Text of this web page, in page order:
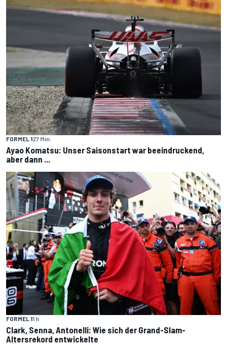
FORMEL 127 Min.
Ayao Komatsu: Unser Saisonstart war beeindruckend,
aber dann ...
FORMEL 11 h
Clark, Senna, Antonelli: Wie sich der Grand-Slam-
Altersrekord entwickelte